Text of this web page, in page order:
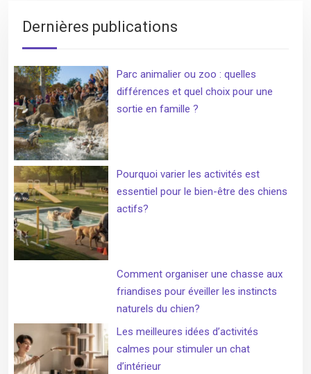
Dernières publications
Parc animalier ou zoo : quelles
différences et quel choix pour une
sortie en famille ?
Pourquoi varier les activités est
essentiel pour le bien-être des chiens
actifs?
Comment organiser une chasse aux
friandises pour éveiller les instincts
naturels du chien?
Les meilleures idées d’activités
calmes pour stimuler un chat
d’intérieur